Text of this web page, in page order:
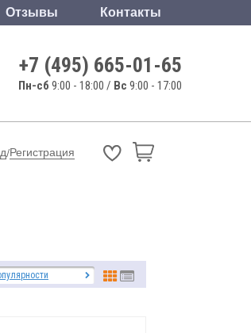
Отзывы Контакты
+7 (495) 665-01-65
Пн-сб 9:00 - 18:00 / Вс 9:00 - 17:00
/Регистрация